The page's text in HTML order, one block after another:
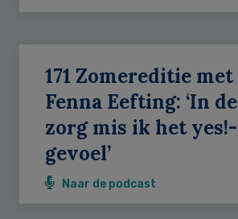
171 Zomereditie met
Fenna Eefting: ‘In de
zorg mis ik het yes!-
gevoel’
Naar de podcast